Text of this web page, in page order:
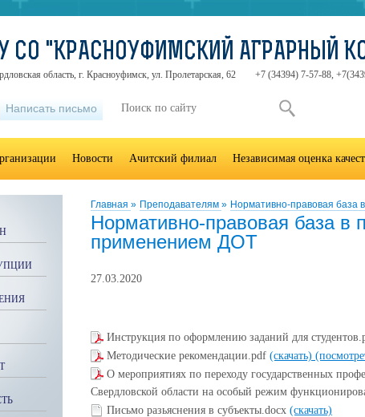
Главная » Преподавателям » Нормативно-правовая база
Нормативно-правовая база в
применением ДОТ
27.03.2020
Инструкция по оформлению заданий для
Методические рекомендации.pdf (скачать)
О мероприятиях по переходу государственных
Свердловской области на особый режим
Письмо разьяснения в субъекты.docx (скачать)
СО "КРАСНОУФИМСКИЙ АГРАРНЫЙ
область, г. Красноуфимск, ул. Пролетарская, 62 +7 (34394) 7-57-88,
Написать письмо
Новости Ачитский филиал Независимая оценка